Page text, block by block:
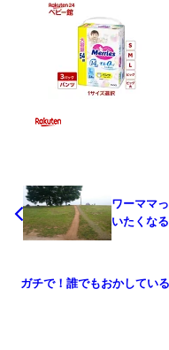
ワーママ
いたくな
ガチで！誰でもおかしてい